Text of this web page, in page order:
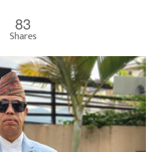
83
Shares